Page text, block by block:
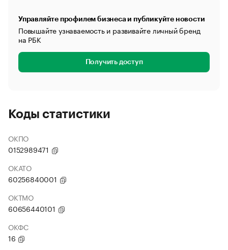
Управляйте профилем бизнеса и публикуйте новости
Повышайте узнаваемость и развивайте личный бренд
на РБК
Получить доступ
Коды статистики
ОКПО
0152989471
ОКАТО
60256840001
ОКТМО
60656440101
ОКФС
16